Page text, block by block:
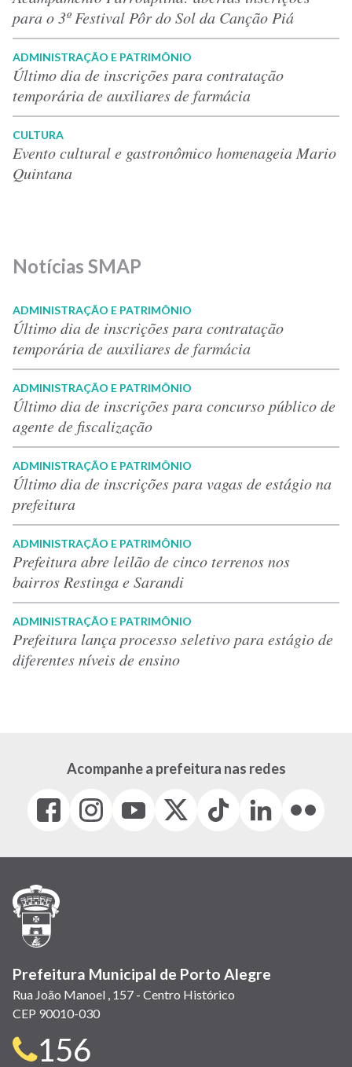
para o 3º Festival Pôr do Sol da Canção Piá
ADMINISTRAÇÃO E PATRIMÔNIO
Último dia de inscrições para contratação
temporária de auxiliares de farmácia
CULTURA
Evento cultural e gastronômico homenageia Mario
Quintana
Notícias SMAP
ADMINISTRAÇÃO E PATRIMÔNIO
Último dia de inscrições para contratação
temporária de auxiliares de farmácia
ADMINISTRAÇÃO E PATRIMÔNIO
Último dia de inscrições para concurso público de
agente de fiscalização
ADMINISTRAÇÃO E PATRIMÔNIO
Último dia de inscrições para vagas de estágio na
prefeitura
ADMINISTRAÇÃO E PATRIMÔNIO
Prefeitura abre leilão de cinco terrenos nos
bairros Restinga e Sarandi
ADMINISTRAÇÃO E PATRIMÔNIO
Prefeitura lança processo seletivo para estágio de
diferentes níveis de ensino
Acompanhe a prefeitura nas redes
Facebook
(link
em
janela)
Instagram
(link
em
(link
em
(Antigo
(link
Tiktok
(link
em
LinkedIn
(link
em
(link
em
Prefeitura Municipal de Porto Alegre
Rua João Manoel , 157 - Centro Histórico
CEP 90010-030
Telefone
156